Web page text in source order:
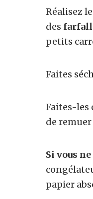
Réalisez
des
petits
Faites
Faites-les
de
Si vous
papier